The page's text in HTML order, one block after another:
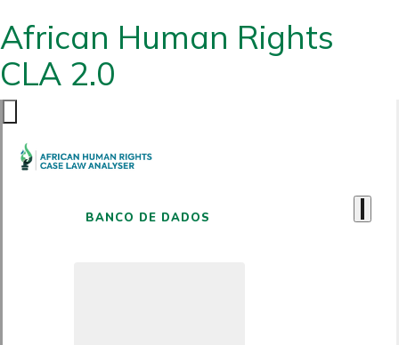
African Human Rights
CLA 2.0
BANCO DE DADOS